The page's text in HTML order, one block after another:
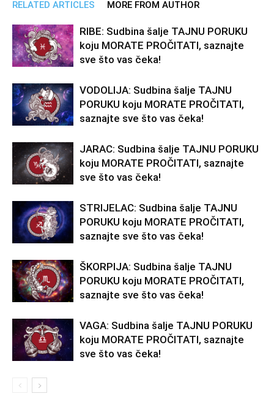
RELATED ARTICLES MORE FROM AUTHOR
RIBE: Sudbina šalje TAJNU PORUKU
koju MORATE PROČITATI, saznajte
sve što vas čeka!
VODOLIJA: Sudbina šalje TAJNU
PORUKU koju MORATE PROČITATI,
saznajte sve što vas čeka!
JARAC: Sudbina šalje TAJNU PORUKU
koju MORATE PROČITATI, saznajte
sve što vas čeka!
STRIJELAC: Sudbina šalje TAJNU
PORUKU koju MORATE PROČITATI,
saznajte sve što vas čeka!
ŠKORPIJA: Sudbina šalje TAJNU
PORUKU koju MORATE PROČITATI,
saznajte sve što vas čeka!
VAGA: Sudbina šalje TAJNU PORUKU
koju MORATE PROČITATI, saznajte
sve što vas čeka!